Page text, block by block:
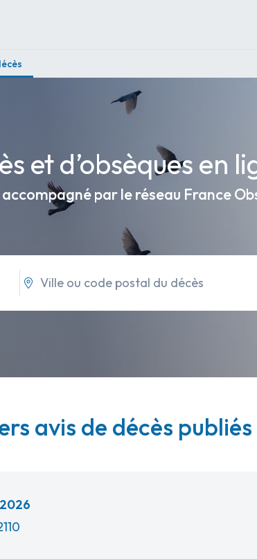
et d’obsèques en
par le réseau France
avis de décès publiés